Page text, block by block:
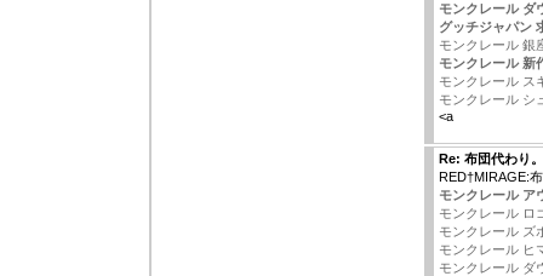
モンクレール ダ
グッチジャパン
モンクレール 銀
モンクレール 新
モンクレール ス
モンクレール シ
<a
Re: 布団代わり。
RED†MIRAGE:
モンクレール ア
モンクレール ロ
モンクレール ズ
モンクレール ヒ
モンクレール ダ